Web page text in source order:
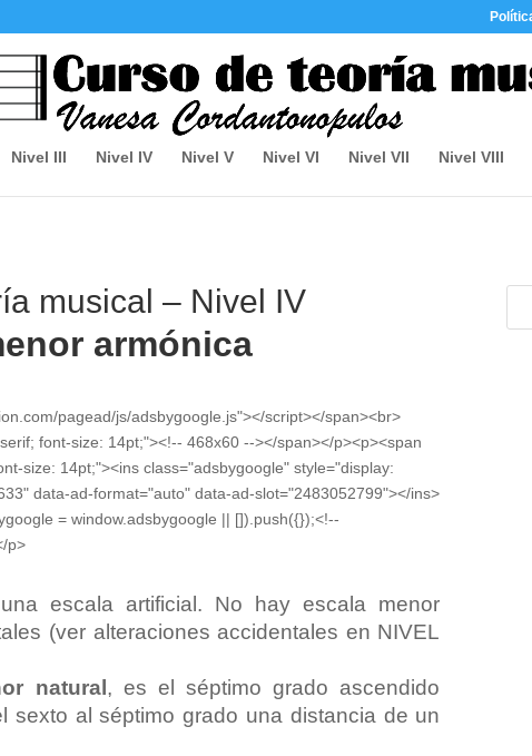
Nivel III Nivel IV Nivel V Nivel VI Nivel VII Nivel VIII
musical – Nivel IV
armónica
pagead/js/adsbygoogle.js"></script></span><br>
font-size: 14pt;"><!-- 468x60 --></span></p><p><span
size: 14pt;"><ins class="adsbygoogle" style="display:
data-ad-format="auto" data-ad-slot="2483052799"></ins>
= window.adsbygoogle || []).push({});<!--
p>
escala artificial. No hay escala menor
(ver alteraciones accidentales en NIVEL
natural, es el séptimo grado ascendido
sexto al séptimo grado una distancia de un